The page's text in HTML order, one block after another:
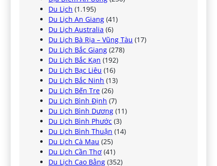
Du Lịch (1.195)
Du Lịch An Giang (41)
Du Lịch Australia (6)
Du Lịch Bà Rịa – Vũng Tàu (17)
Du Lịch Bắc Giang (278)
Du Lịch Bắc Kạn (192)
Du Lịch Bạc Liêu (16)
Du Lịch Bắc Ninh (13)
Du Lịch Bến Tre (26)
Du Lịch Bình Định (7)
Du Lịch Bình Dương (11)
Du Lịch Bình Phước (3)
Du Lịch Bình Thuận (14)
Du Lịch Cà Mau (25)
Du Lịch Cần Thơ (41)
Du Lịch Cao Bằng (352)